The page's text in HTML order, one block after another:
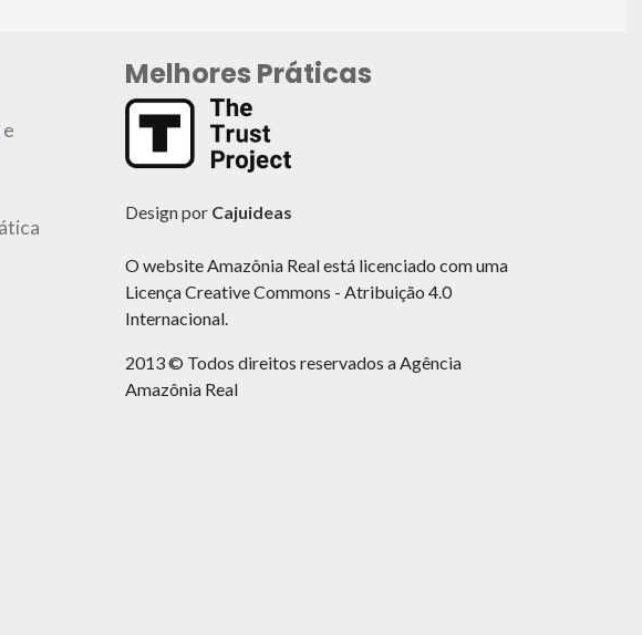
Melhores Práticas
Design por Cajuideas
O website Amazônia Real está licenciado com uma
Licença Creative Commons - Atribuição 4.0
Internacional.
2013 © Todos direitos reservados a Agência
Amazônia Real